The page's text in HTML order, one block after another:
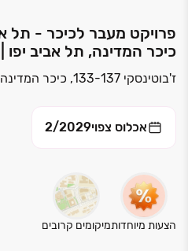
פרויקט מעבר לכיכר - תל
כיכר המדינה, תל אביב יפו
ז'בוטינסקי 133-137, כיכר המדינה, תל אביב יפו
אכלוס צפוי2/2029
הצעות מיוחדותמיקומים קרובים